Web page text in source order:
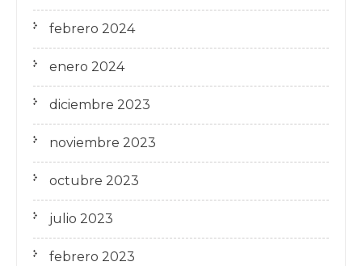
febrero 2024
enero 2024
diciembre 2023
noviembre 2023
octubre 2023
julio 2023
febrero 2023